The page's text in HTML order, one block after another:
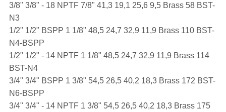
3/8" 3/8" - 18 NPTF 7/8" 41,3 19,1 25,6 9,5 Brass 58 BST-
N3
1/2" 1/2" BSPP 1 1/8" 48,5 24,7 32,9 11,9 Brass 110 BST-
N4-BSPP
1/2" 1/2" - 14 NPTF 1 1/8" 48,5 24,7 32,9 11,9 Brass 114
BST-N4
3/4" 3/4" BSPP 1 3/8" 54,5 26,5 40,2 18,3 Brass 172 BST-
N6-BSPP
3/4" 3/4" - 14 NPTF 1 3/8" 54,5 26,5 40,2 18,3 Brass 175